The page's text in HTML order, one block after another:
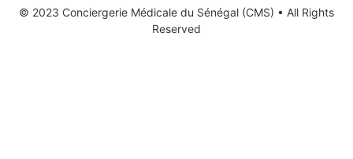
© 2023 Conciergerie Médicale du Sénégal (CMS) • All Rights
Reserved